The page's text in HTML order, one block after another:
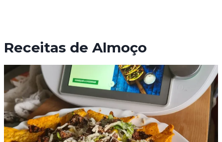
Receitas de Almoço